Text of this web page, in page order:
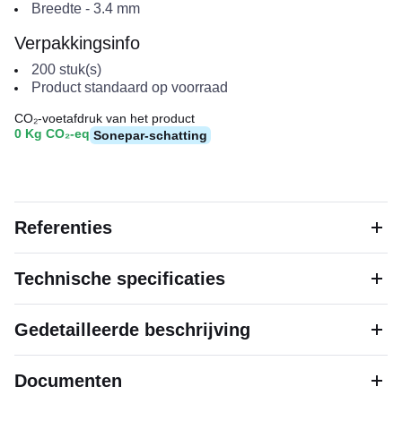
Breedte- 3.4 mm
Verpakkingsinfo
200 stuk(s)
Product standaard op voorraad
CO₂-voetafdruk van het product
0 Kg CO₂-eq Sonepar-schatting
Referenties
Technische specificaties
Gedetailleerde beschrijving
Documenten